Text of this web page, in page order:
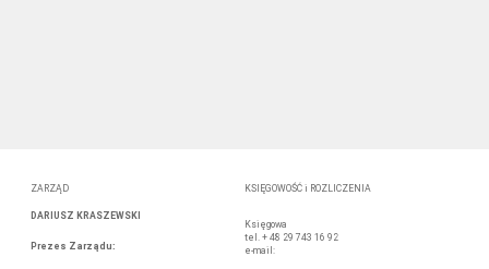
ZARZĄD
DARIUSZ KRASZEWSKI
Prezes Zarządu:
KSIĘGOWOŚĆ i ROZLICZENIA
Księgowa
tel. + 48 29 743 16 92
e-mail: